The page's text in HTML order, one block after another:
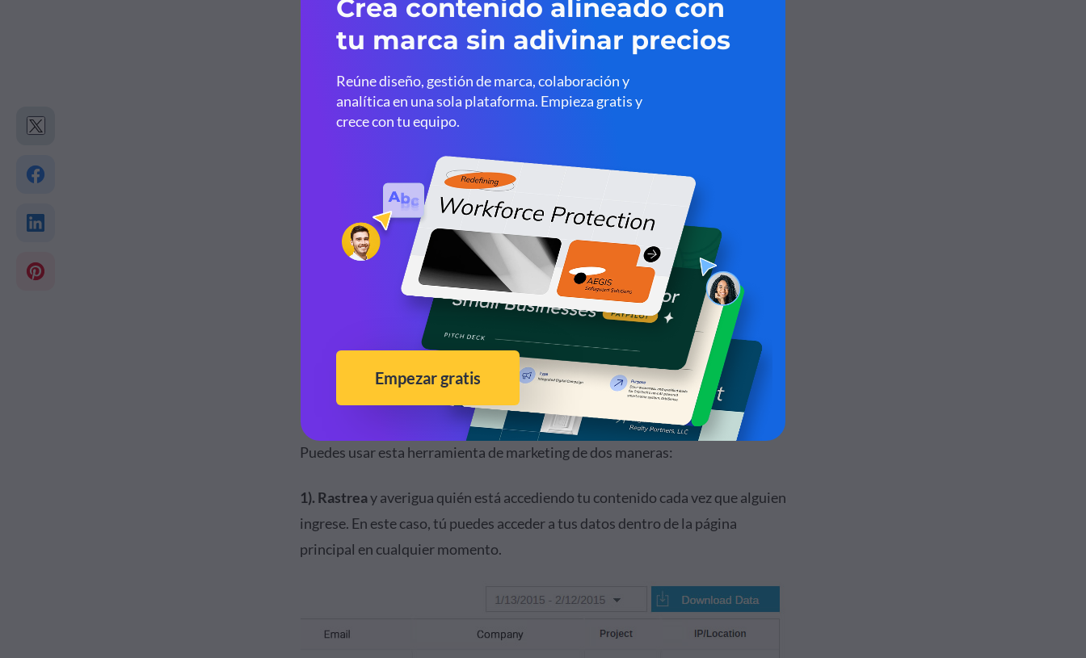
¿En qué situación se puede utilizar?
Puedes usar esta herramienta de marketing de dos maneras:
1). Rastreay averigua quién está accediendo tu contenido cada vez que alguien
ingrese. En este caso, tú puedes acceder a tus datos dentro de la página
principal en cualquier momento.